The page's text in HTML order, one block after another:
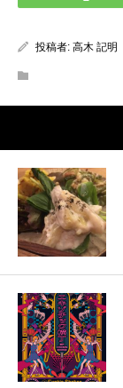
投稿者: 高木 記明